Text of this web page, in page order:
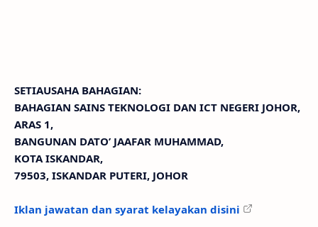
SETIAUSAHA BAHAGIAN:
BAHAGIAN SAINS TEKNOLOGI DAN ICT NEGERI JOHOR,
ARAS 1,
BANGUNAN DATO’ JAAFAR MUHAMMAD,
KOTA ISKANDAR,
79503, ISKANDAR PUTERI, JOHOR
Iklan jawatan dan syarat kelayakan disini